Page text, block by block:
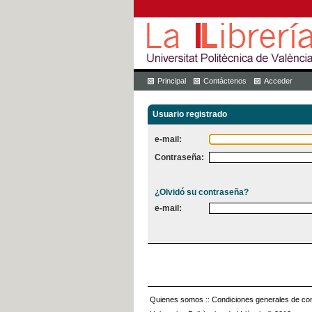
Principal Contáctenos Acceder
Usuario registrado
e-mail:
Contraseña:
¿Olvidó su contraseña?
e-mail:
Quienes somos :: Condiciones generales de